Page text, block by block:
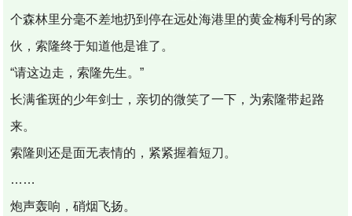
个森林里分毫不差地扔到停在远处海港里的黄金梅利号的家
伙，索隆终于知道他是谁了。
“请这边走，索隆先生。”
长满雀斑的少年剑士，亲切的微笑了一下，为索隆带起路
来。
索隆则还是面无表情的，紧紧握着短刀。
……
炮声轰响，硝烟飞扬。